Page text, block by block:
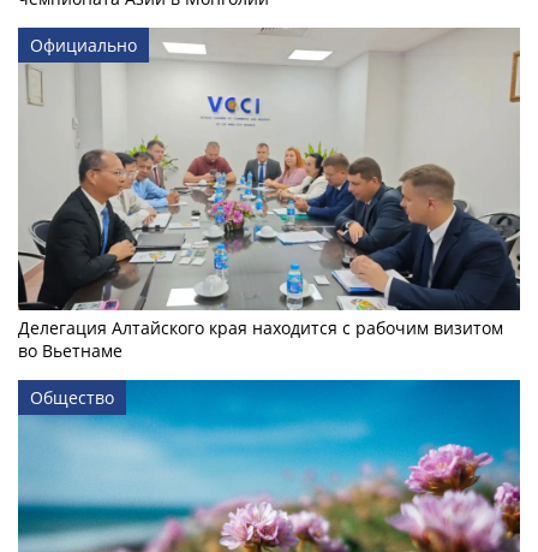
Официально
Делегация Алтайского края находится с рабочим визитом
во Вьетнаме
Общество